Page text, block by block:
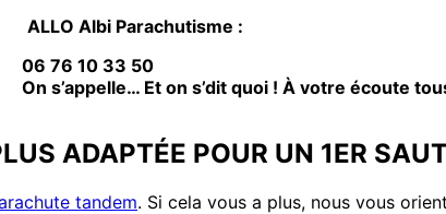
ALLO Albi Parachutisme :
06 76 10 33 50
On s’appelle… Et on s’dit quoi ! À votre écoute
ADAPTÉE POUR UN 1ER
tandem. Si cela vous a plus, nous vous